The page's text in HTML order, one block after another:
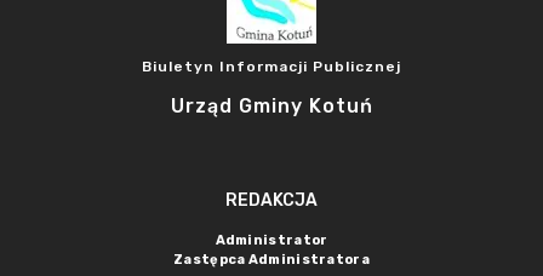
Biuletyn Informacji Publicznej
Urząd Gminy Kotuń
REDAKCJA
Administrator
Zastępca Administratora